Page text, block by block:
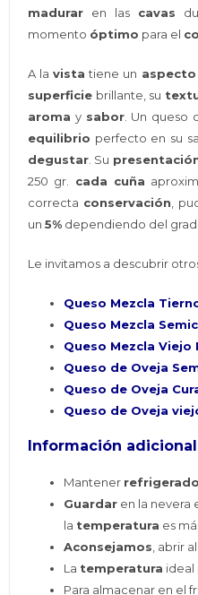
madurar en las cavas
momento óptimo para el
A lavista tiene un aspecto
superficie brillante, su
aroma y sabor. Un queso
equilibrio perfecto en su
degustar. Su
250 gr. cada cuña
correcta conservación,
un5% dependiendo del
Le invitamos a descubrir
Queso Mezcla
Queso Mezcla
Queso Mezcla
Queso de Oveja
Queso de Oveja
Queso de Oveja
Información
Mantener refrigerado
Guardar en la nevera
la temperatura es
Aconsejamos, abrir
La temperatura ideal
Para almacenar en el